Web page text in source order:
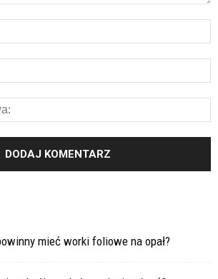
mieć worki foliowe na opał?